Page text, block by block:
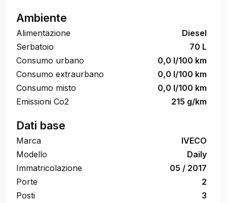
Ambiente
Alimentazione
Diesel
Serbatoio
70 L
Consumo urbano
0,0 l/100 km
Consumo extraurbano
0,0 l/100 km
Consumo misto
0,0 l/100 km
Emissioni Co2
215 g/km
Dati base
Marca
IVECO
Modello
Daily
Immatricolazione
05 / 2017
Porte
2
Posti
3